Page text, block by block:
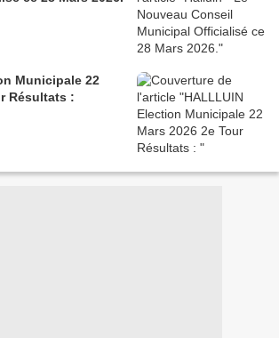
Municipale 22
Résultats :